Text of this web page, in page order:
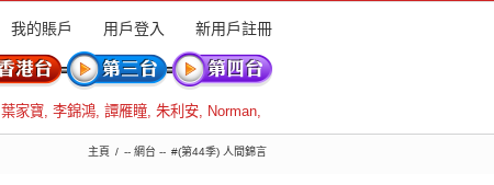
我的賬戶 用戶登入 新用戶註冊
葉家寶, 李錦鴻, 譚雁瞳, 朱利安, Norman,
主頁 -- 網台 -- #(第44季) 人間錦言